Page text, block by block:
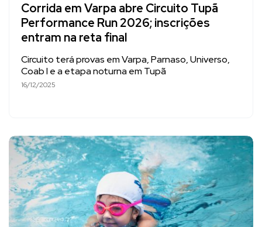
Corrida em Varpa abre Circuito Tupã
Performance Run 2026; inscrições
entram na reta final
Circuito terá provas em Varpa, Parnaso, Universo,
Coab I e a etapa noturna em Tupã
16/12/2025